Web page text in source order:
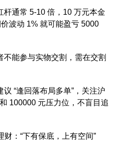
通常 5-10 倍，10 万元本金
波动 1% 就可能盈亏 5000
能参与实物交割，需在交割
“逢回落布局多单”，关注沪
100000 元压力位，不盲目追
：“下有保底，上有空间”